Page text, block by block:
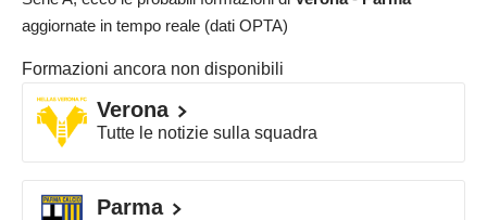
aggiornate in tempo reale (dati OPTA)
Formazioni ancora non disponibili
Verona
Tutte le notizie sulla squadra
Parma